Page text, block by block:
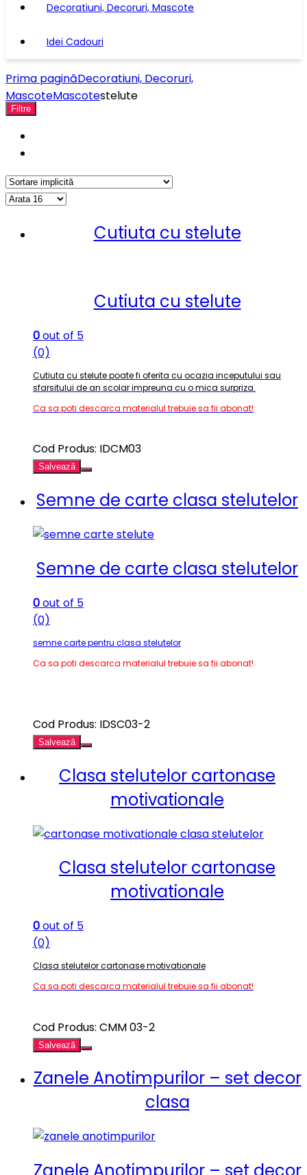
Decoratiuni, Decoruri, Mascote
Idei Cadouri
Prima paginăDecoratiuni, Decoruri,
MascoteMascotestelute
Filtre
Cutiuta cu stelute
Cutiuta cu stelute
0out of 5
(0)
Cutiuta cu stelute poate fi oferita cu ocazia inceputului sau
sfarsitului de an scolar impreuna cu o mica surpriza.
Ca sa poti descarca materialul trebuie sa fii abonat!
Cod Produs: IDCM03
Salvează
Semne de carte clasa stelutelor
Semne de carte clasa stelutelor
0out of 5
(0)
semne carte pentru clasa stelutelor
Ca sa poti descarca materialul trebuie sa fii abonat!
Cod Produs: IDSC03-2
Salvează
Clasa stelutelor cartonase
motivationale
Clasa stelutelor cartonase
motivationale
0out of 5
(0)
Clasa stelutelor cartonase motivationale
Ca sa poti descarca materialul trebuie sa fii abonat!
Cod Produs: CMM 03-2
Salvează
Zanele Anotimpurilor – set decor
clasa